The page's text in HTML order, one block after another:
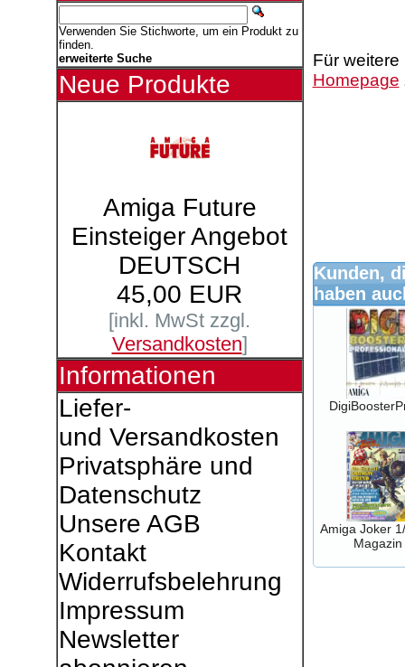
Verwenden Sie Stichworte, um ein Produkt zu
finden.
erweiterte Suche
Neue Produkte
Amiga Future
Einsteiger Angebot
DEUTSCH
45,00 EUR
[inkl. MwSt zzgl.
Versandkosten]
Informationen
Liefer-
und Versandkosten
Privatsphäre und
Datenschutz
Unsere AGB
Kontakt
Widerrufsbelehrung
Impressum
Newsletter
Für
Homepage
Kunden,
haben
Amiga Joker
Magazin